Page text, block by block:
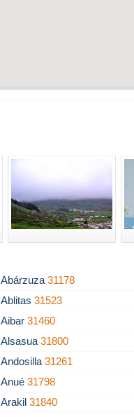
Abárzuza31178
Ablitas31523
Aibar31460
Alsasua31800
Andosilla31261
Anué31798
Arakil31840